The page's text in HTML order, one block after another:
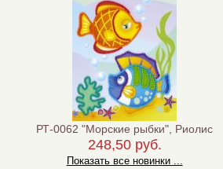
РТ-0062 "Морские рыбки", Риолис
248,50 руб.
Показать все новинки ...